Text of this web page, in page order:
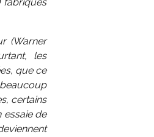
(Warner
les
que ce
certains
essaie de